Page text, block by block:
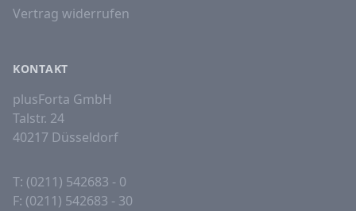
Vertrag widerrufen
KONTAKT
plusForta GmbH
Talstr. 24
40217 Düsseldorf
T: (0211) 542683 - 0
F: (0211) 542683 - 30